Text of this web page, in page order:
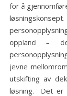
for å
oppland –
jevne
utskifting av
løsning.  Det